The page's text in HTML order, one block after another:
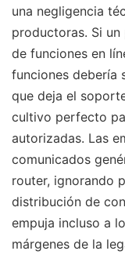
una negligencia
productoras. Si
de funciones en
funciones debería
que deja el
cultivo perfecto
autorizadas. Las
comunicados
router, ignorando
distribución de
empuja incluso a
márgenes de la